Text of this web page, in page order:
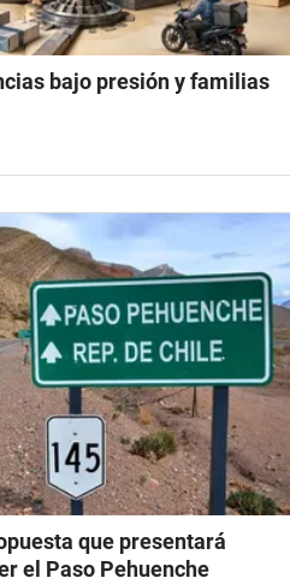
bajo presión y familias
que presentará
el Paso Pehuenche